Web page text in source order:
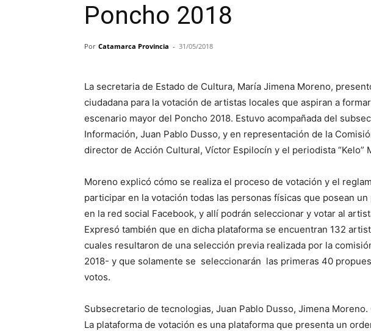
Poncho 2018
Por Catamarca Provincia - 31/05/2018
La secretaria de Estado de Cultura, María Jimena Moreno,
ciudadana para la votación de artistas locales que aspiran a
escenario mayor del Poncho 2018. Estuvo acompañada del
Información, Juan Pablo Dusso, y en representación de la
director de Acción Cultural, Víctor Espilocín y el periodista “Kelo”
Moreno explicó cómo se realiza el proceso de votación y el
participar en la votación todas las personas físicas que posean
en la red social Facebook, y allí podrán seleccionar y votar al
Expresó también que en dicha plataforma se encuentran 132
cuales resultaron de una selección previa realizada por la
2018- y que solamente se seleccionarán las primeras 40
votos.
Subsecretario de tecnologias, Juan Pablo Dusso, Jimena Moreno.
La plataforma de votación es una plataforma que presenta un